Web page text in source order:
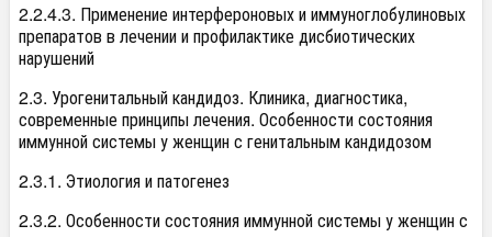
2.2.4.3. Применение интерфероновых и иммуноглобулиновых
препаратов в лечении и профилактике дисбиотических
нарушений
2.3. Урогенитальный кандидоз. Клиника, диагностика,
современные принципы лечения. Особенности состояния
иммунной системы у женщин с генитальным кандидозом
2.3.1. Этиология и патогенез
2.3.2. Особенности состояния иммунной системы у женщин с